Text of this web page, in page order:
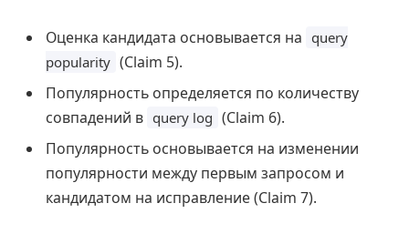
Оценка кандидата основывается на query
popularity (Claim 5).
Популярность определяется по количеству
совпадений в query log (Claim 6).
Популярность основывается на изменении
популярности между первым запросом и
кандидатом на исправление (Claim 7).